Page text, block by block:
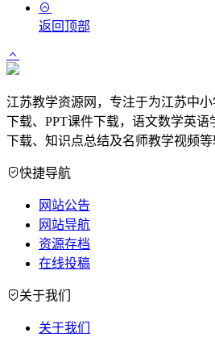
返回顶部
江苏教学资源网，专注于为江苏中
下载、PPT课件下载，语文数学英
下载、知识点总结及名师教学视频等
快捷导航
网站公告
网站导航
资源存档
在线投稿
关于我们
关于我们